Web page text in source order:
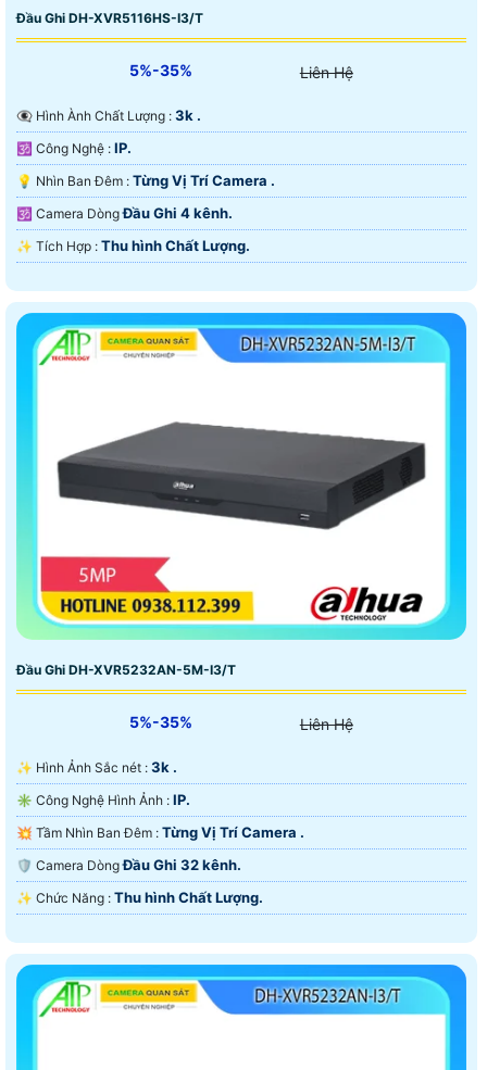
Đầu Ghi DH-XVR5116HS-I3/T
5%-35% Liên Hệ
👁️‍🗨 Hình Ành Chất Lượng : 3k .
🕉️ Công Nghệ : IP.
💡 Nhìn Ban Đêm : Từng Vị Trí Camera .
🕉️ Camera DòngĐầu Ghi 4 kênh.
️✨ Tích Hợp : Thu hình Chất Lượng.
Đầu Ghi DH-XVR5232AN-5M-I3/T
5%-35% Liên Hệ
✨ Hình Ảnh Sắc nét : 3k .
✳️ Công Nghệ Hình Ảnh : IP.
💥 Tầm Nhìn Ban Đêm : Từng Vị Trí Camera .
🛡 Camera DòngĐầu Ghi 32 kênh.
️✨ Chức Năng : Thu hình Chất Lượng.